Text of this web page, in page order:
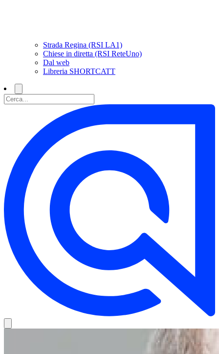
Strada Regina (RSI LA1)
Chiese in diretta (RSI ReteUno)
Dal web
Libreria SHORTCATT